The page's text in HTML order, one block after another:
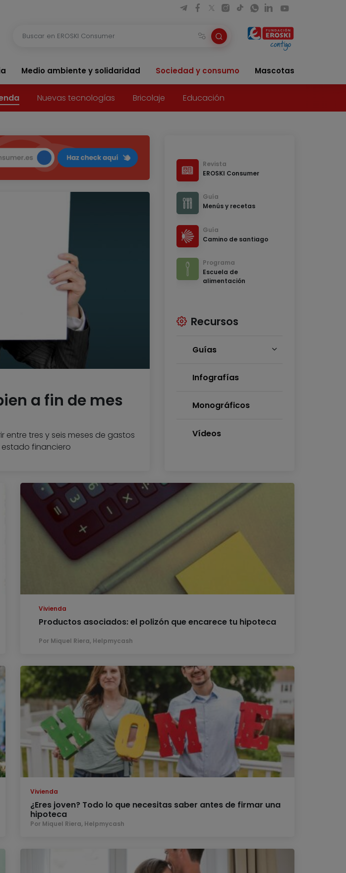
Medio ambiente y solidaridad Sociedad y consumo Mascotas
Nuevas tecnologías Bricolaje Educación
a fin de mes
tres y seis meses de gastos
financiero
Revista
EROSKI Consumer
Guía
Menús y recetas
Guía
Camino de santiago
Programa
Escuela de
alimentación
Recursos
Guías
Infografías
Monográficos
Vídeos
Vivienda
Productos asociados: el polizón que encarece tu hipoteca
Por Miquel Riera, Helpmycash
Vivienda
¿Eres joven? Todo lo que necesitas saber antes de firmar una
hipoteca
Por Miquel Riera, Helpmycash